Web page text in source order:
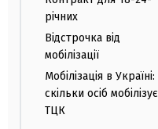
річних
Відстрочка від
мобілізації
Мобілізація в Україні:
скільки осіб мобілізує
ТЦК